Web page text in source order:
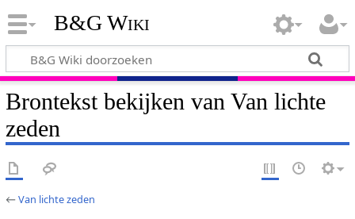
B&G Wiki
Brontekst bekijken van Van lichte
zeden
←Van lichte zeden